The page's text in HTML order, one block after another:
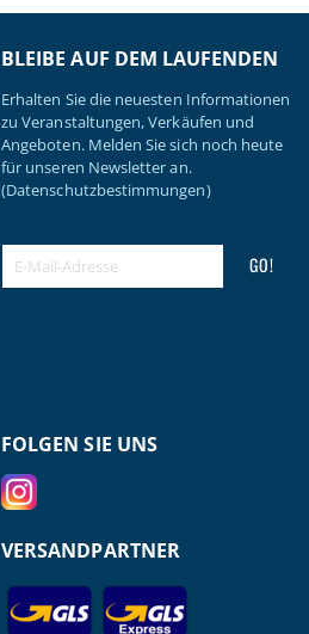
BLEIBE AUF DEM LAUFENDEN
Erhalten Sie die neuesten Informationen
zu Veranstaltungen, Verkäufen und
Angeboten. Melden Sie sich noch heute
für unseren Newsletter an.
(Datenschutzbestimmungen)
GO!
FOLGEN SIE UNS
VERSANDPARTNER